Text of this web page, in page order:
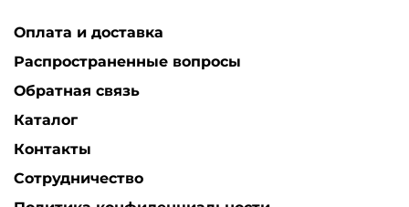
Оплата и доставка
Распространенные вопросы
Обратная связь
Каталог
Контакты
Сотрудничество